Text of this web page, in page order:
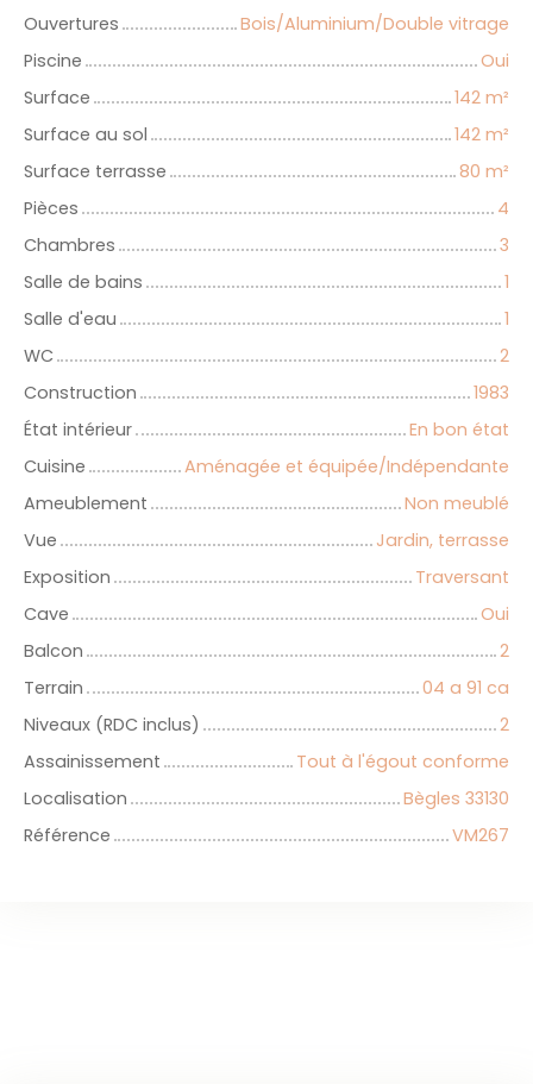
Ouvertures
Bois/Aluminium/Double vitrage
Piscine
Oui
Surface
142 m²
Surface au sol
142 m²
Surface terrasse
80 m²
Pièces
4
Chambres
3
Salle de bains
1
Salle d'eau
1
WC
2
Construction
1983
État intérieur
En bon état
Cuisine
Aménagée et équipée/Indépendante
Ameublement
Non meublé
Vue
Jardin, terrasse
Exposition
Traversant
Cave
Oui
Balcon
2
Terrain
04 a 91 ca
Niveaux (RDC inclus)
2
Assainissement
Tout à l'égout conforme
Localisation
Bègles 33130
Référence
VM267